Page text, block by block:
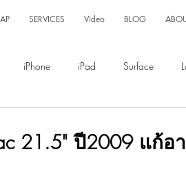
SERVICES Video BLOG
iPhone iPad Surface
21.5" ปี2009 แก้อ